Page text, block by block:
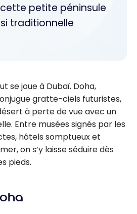
petite péninsule
traditionnelle
se joue à Dubaï. Doha,
gratte-ciels futuristes,
à perte de vue avec un
Entre musées signés par les
hôtels somptueux et
on s’y laisse séduire dès
pieds.